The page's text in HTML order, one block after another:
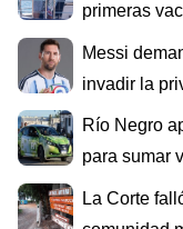
primeras
Messi
invadir la
Río Negro
para sumar
La Corte